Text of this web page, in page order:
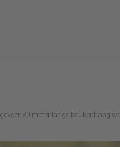
80 meter lange beukenhaag